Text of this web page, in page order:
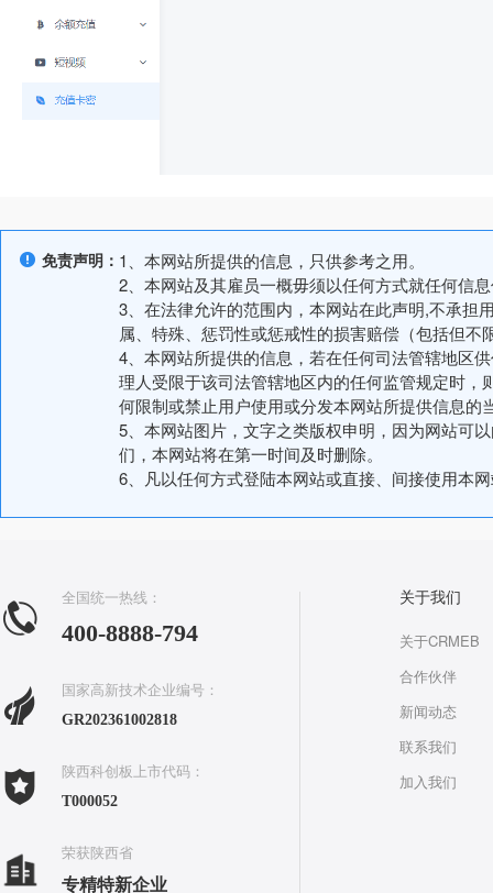
免责声明： 1、本网站所提供的信息，只供参考之用。
2、本网站及其雇员一概毋须以任何方式就任何信
3、在法律允许的范围内，本网站在此声明,不承担
属、特殊、惩罚性或惩戒性的损害赔偿（包括但
4、本网站所提供的信息，若在任何司法管辖地区
理人受限于该司法管辖地区内的任何监管规定时
何限制或禁止用户使用或分发本网站所提供信息的
5、本网站图片，文字之类版权申明，因为网站可
们，本网站将在第一时间及时删除。
6、凡以任何方式登陆本网站或直接、间接使用本
全国统一热线：
400-8888-794
国家高新技术企业编号：
GR202361002818
陕西科创板上市代码：
T000052
荣获陕西省
专精特新企业
关于我们
关于CRMEB
合作伙伴
新闻动态
联系我们
加入我们